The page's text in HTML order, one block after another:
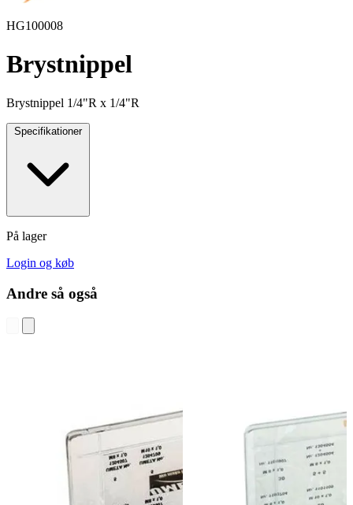
HG100008
Brystnippel
Brystnippel 1/4"R x 1/4"R
Specifikationer
På lager
Login og køb
Andre så også